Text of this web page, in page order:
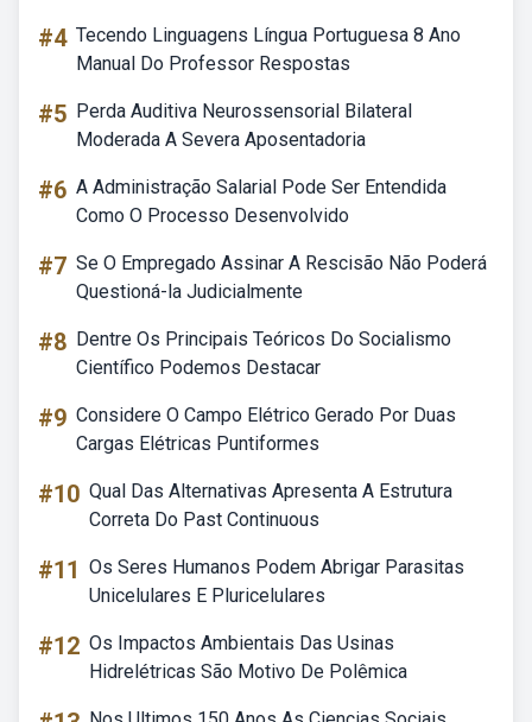
#4 Tecendo Linguagens Língua Portuguesa 8 Ano
Manual Do Professor Respostas
#5 Perda Auditiva Neurossensorial Bilateral
Moderada A Severa Aposentadoria
#6 A Administração Salarial Pode Ser Entendida
Como O Processo Desenvolvido
#7 Se O Empregado Assinar A Rescisão Não Poderá
Questioná-la Judicialmente
#8 Dentre Os Principais Teóricos Do Socialismo
Científico Podemos Destacar
#9 Considere O Campo Elétrico Gerado Por Duas
Cargas Elétricas Puntiformes
#10 Qual Das Alternativas Apresenta A Estrutura
Correta Do Past Continuous
#11 Os Seres Humanos Podem Abrigar Parasitas
Unicelulares E Pluricelulares
#12 Os Impactos Ambientais Das Usinas
Hidrelétricas São Motivo De Polêmica